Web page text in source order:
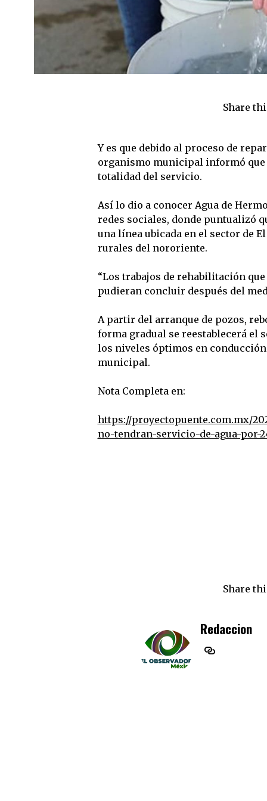
Share
Y es que debido al proceso de
organismo municipal informó que
totalidad del servicio.
Así lo dio a conocer Agua de
redes sociales, donde puntualizó
una línea ubicada en el sector de
rurales del nororiente.
“Los trabajos de rehabilitación
pudieran concluir después del
A partir del arranque de pozos,
forma gradual se reestablecerá el
los niveles óptimos en
municipal.
Nota Completa en:
https://proyectopuente.com.mx/
no-tendran-servicio-de-agua-por-
Share
Redaccion